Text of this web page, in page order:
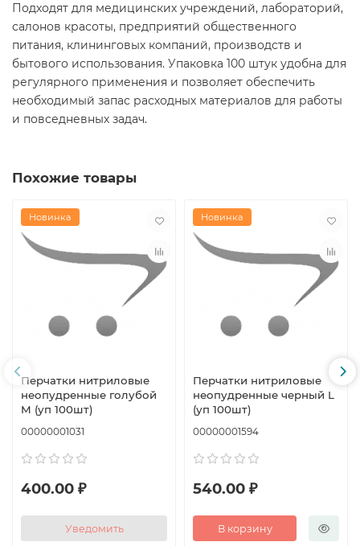
Подходят для медицинских учреждений, лабораторий,
салонов красоты, предприятий общественного
питания, клининговых компаний, производств и
бытового использования. Упаковка 100 штук удобна для
регулярного применения и позволяет обеспечить
необходимый запас расходных материалов для работы
и повседневных задач.
Похожие товары
Новинка
Перчатки нитриловые
неопудренные голубой
M (уп 100шт)
00000001031
400.00 ₽
Уведомить
Новинка
Перчатки нитриловые
неопудренные черный L
(уп 100шт)
00000001594
540.00 ₽
В корзину